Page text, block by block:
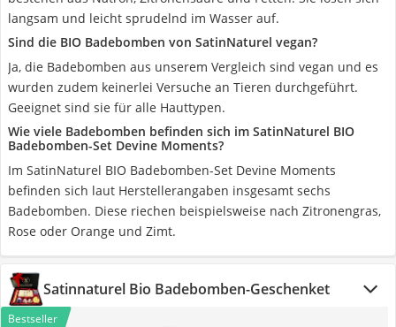
langsam und leicht sprudelnd im Wasser auf.
Sind die BIO Badebomben von SatinNaturel vegan?
Ja, die Badebomben aus unserem Vergleich sind vegan und es
wurden zudem keinerlei Versuche an Tieren durchgeführt.
Geeignet sind sie für alle Hauttypen.
Wie viele Badebomben befinden sich im SatinNaturel BIO
Badebomben-Set Devine Moments?
Im SatinNaturel BIO Badebomben-Set Devine Moments
befinden sich laut Herstellerangaben insgesamt sechs
Badebomben. Diese riechen beispielsweise nach Zitronengras,
Rose oder Orange und Zimt.
Satinnaturel Bio Badebomben-Geschenket
Bestseller